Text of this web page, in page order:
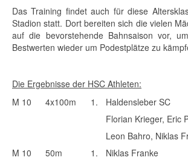
Das Training findet auch für diese
Stadion statt. Dort bereiten sich die vielen
auf die bevorstehende Bahnsaison vor,
Bestwerten wieder um Podestplätze zu
Die Ergebnisse der HSC Athleten:
M 10
4x100m 1.
Haldensleber SC
Florian Krieger, Eric
Leon Bahro, Niklas
M 10
50m 1.
Niklas Franke